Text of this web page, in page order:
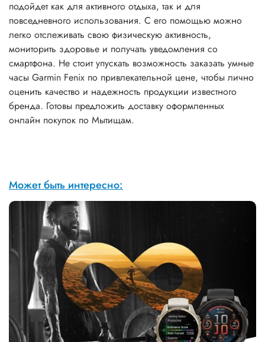
подойдет как для активного отдыха, так и для
повседневного использования. С его помощью можно
легко отслеживать свою физическую активность,
мониторить здоровье и получать уведомления со
смартфона. Не стоит упускать возможность заказать умные
часы Garmin Fenix по привлекательной цене, чтобы лично
оценить качество и надежность продукции известного
бренда. Готовы предложить доставку оформленных
онлайн покупок по Мытищам.
Может быть интересно: